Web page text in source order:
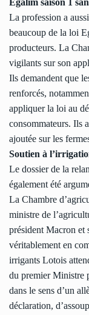
Egalim saison 1
La profession a
beaucoup de la loi
producteurs. La
vigilants sur son
Ils demandent que
renforcés,
appliquer la loi au
consommateurs. Ils
ajoutée sur les
Soutien à
Le dossier de la
également été
La Chambre
ministre de
président Macron et
véritablement en
irrigants Lotois
du premier Ministre
dans le sens d’un
déclaration,